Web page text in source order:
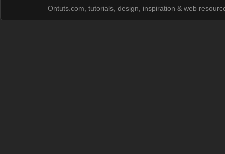
Ontuts.com, tutorials, design, inspiration & web